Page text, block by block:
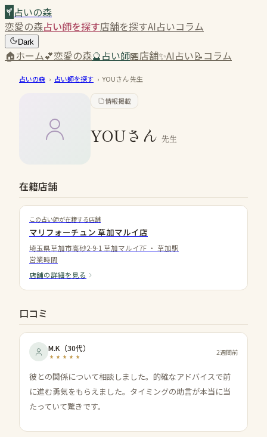
占いの森
恋愛の森占い師を探す店舗を探すAI占いコラム
Dark
🏠ホーム💕恋愛の森🔮占い師🏪店舗✨AI占い📝コラム
占いの森 › 占い師を探す › YOUさん先生
情報掲載
YOUさん 先生
在籍店舗
この占い師が在籍する店舗
マリフォーチュン 草加マルイ店
埼玉県草加市高砂2-9-1 草加マルイ7F ・ 草加駅
営業時間
店舗の詳細を見る
口コミ
M.K （30代） 2週間前
彼との関係について相談しました。的確なアドバイスで前
に進む勇気をもらえました。タイミングの助言が本当に当
たっていて驚きです。